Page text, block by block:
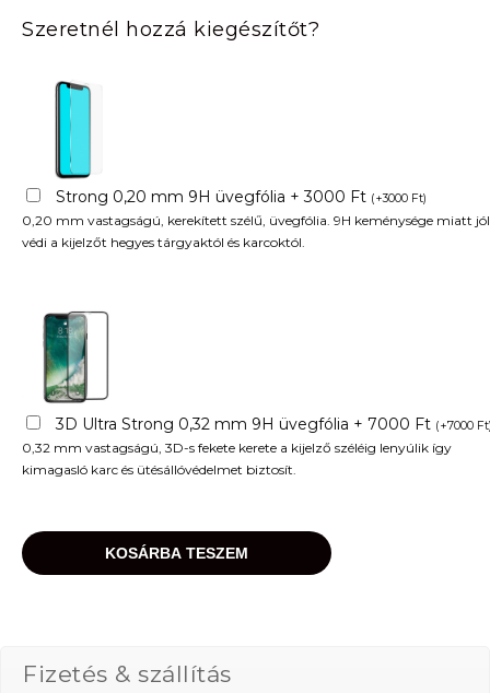
was:
5990 Ft.
is:
4490 Ft.
Szeretnél hozzá kiegészítőt?
Strong 0,20 mm 9H üvegfólia + 3000 Ft (+3000 Ft)
0,20 mm vastagságú, kerekített szélű, üvegfólia. 9H keménysége miatt jól
védi a kijelzőt hegyes tárgyaktól és karcoktól.
3D Ultra Strong 0,32 mm 9H üvegfólia + 7000 Ft (+7000 Ft
0,32 mm vastagságú, 3D-s fekete kerete a kijelző széléig lenyúlik így
kimagasló karc és ütésállóvédelmet biztosít.
KOSÁRBA TESZEM
Fizetés & szállítás